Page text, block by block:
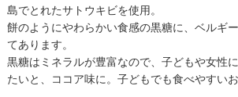
島でとれたサトウキビを使用。
餅のようにやわらかい食感の黒糖に、ベルギ
てあります。
黒糖はミネラルが豊富なので、子どもや女性
たいと、ココア味に。子どもでも食べやすいお